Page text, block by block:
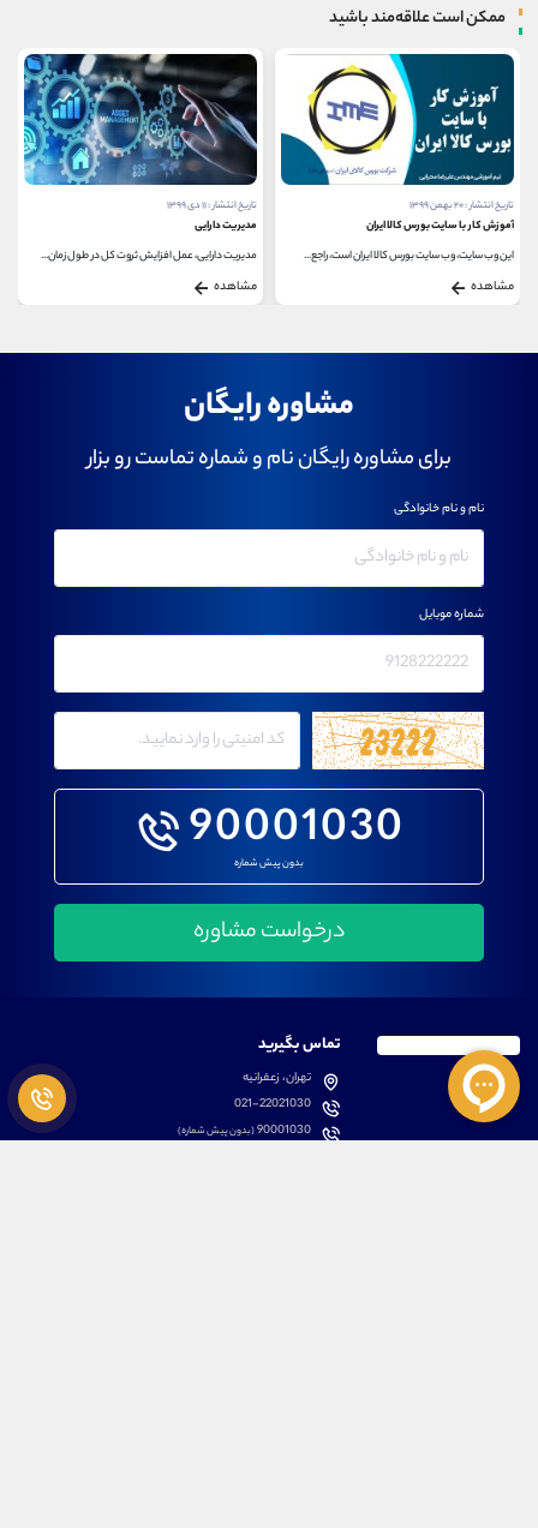
ممکن است علاقه‌مند باشید
تاریخ انتشار : ۲۰ بهمن ۱۳۹۹
آموزش کار با سایت بورس کالا ایران
این وب سایت، وب سایت بورس کالا ایران است، راجع...
مشاهده
تاریخ انتشار : ۱۱ دی ۱۳۹۹
مدیریت دارایی
مدیریت دارایی، عمل افزایش ثروت کل در طول زمان...
مشاهده
مشاوره رایگان
برای مشاوره رایگان نام و شماره تماست رو بزار
90001030
بدون پیش شماره
نام و نام خانوادگی
شماره موبایل
تماس بگیرید
تهران، زعفرانیه
021-22021030
90001030(بدون پیش شماره)